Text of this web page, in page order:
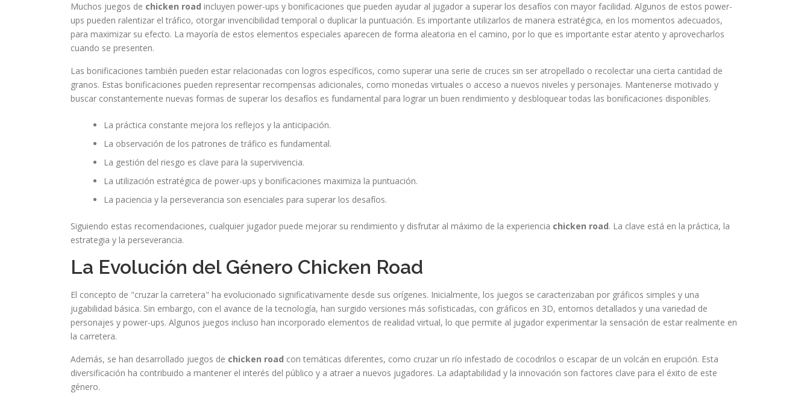
Muchos juegos de chicken road incluyen power-ups y bonificaciones que pueden ayudar al jugador a superar los desafíos con mayor facilidad. Algunos de estos power-
ups pueden ralentizar el tráfico, otorgar invencibilidad temporal o duplicar la puntuación. Es importante utilizarlos de manera estratégica, en los momentos adecuados,
para maximizar su efecto. La mayoría de estos elementos especiales aparecen de forma aleatoria en el camino, por lo que es importante estar atento y aprovecharlos
cuando se presenten.
Las bonificaciones también pueden estar relacionadas con logros específicos, como superar una serie de cruces sin ser atropellado o recolectar una cierta cantidad de
granos. Estas bonificaciones pueden representar recompensas adicionales, como monedas virtuales o acceso a nuevos niveles y personajes. Mantenerse motivado y
buscar constantemente nuevas formas de superar los desafíos es fundamental para lograr un buen rendimiento y desbloquear todas las bonificaciones disponibles.
La práctica constante mejora los reflejos y la anticipación.
La observación de los patrones de tráfico es fundamental.
La gestión del riesgo es clave para la supervivencia.
La utilización estratégica de power-ups y bonificaciones maximiza la puntuación.
La paciencia y la perseverancia son esenciales para superar los desafíos.
Siguiendo estas recomendaciones, cualquier jugador puede mejorar su rendimiento y disfrutar al máximo de la experiencia chicken road. La clave está en la práctica, la
estrategia y la perseverancia.
La Evolución del Género Chicken Road
El concepto de "cruzar la carretera" ha evolucionado significativamente desde sus orígenes. Inicialmente, los juegos se caracterizaban por gráficos simples y una
jugabilidad básica. Sin embargo, con el avance de la tecnología, han surgido versiones más sofisticadas, con gráficos en 3D, entornos detallados y una variedad de
personajes y power-ups. Algunos juegos incluso han incorporado elementos de realidad virtual, lo que permite al jugador experimentar la sensación de estar realmente en
la carretera.
Además, se han desarrollado juegos de chicken road con temáticas diferentes, como cruzar un río infestado de cocodrilos o escapar de un volcán en erupción. Esta
diversificación ha contribuido a mantener el interés del público y a atraer a nuevos jugadores. La adaptabilidad y la innovación son factores clave para el éxito de este
género.